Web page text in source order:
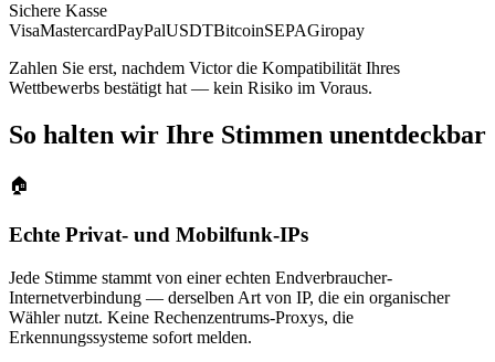
Sichere Kasse
VisaMastercardPayPalUSDTBitcoinSEPAGiropay
Zahlen Sie erst, nachdem Victor die Kompatibilität Ihres
Wettbewerbs bestätigt hat — kein Risiko im Voraus.
So halten wir Ihre Stimmen unentdeckbar
🏠
Echte Privat- und Mobilfunk-IPs
Jede Stimme stammt von einer echten Endverbraucher-
Internetverbindung — derselben Art von IP, die ein organischer
Wähler nutzt. Keine Rechenzentrums-Proxys, die
Erkennungssysteme sofort melden.